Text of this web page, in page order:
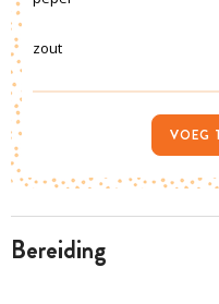
bereiding
zout
VOEG